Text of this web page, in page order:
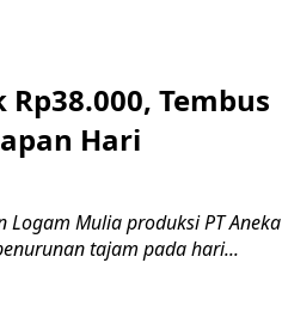
Tembus
Hari
Logam Mulia produksi PT Aneka
tajam pada hari...